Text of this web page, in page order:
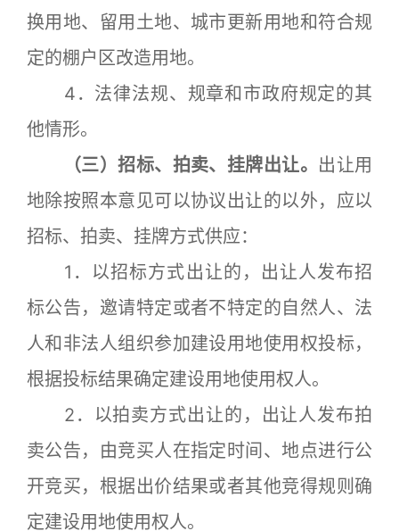
换用地、留用土地、城市更新用地和符合规
定的棚户区改造用地。
4．法律法规、规章和市政府规定的其
他情形。
（三）招标、拍卖、挂牌出让。 出让用
地除按照本意见可以协议出让的以外，应以
招标、拍卖、挂牌方式供应：
1．以招标方式出让的，出让人发布招
标公告，邀请特定或者不特定的自然人、法
人和非法人组织参加建设用地使用权投标，
根据投标结果确定建设用地使用权人。
2．以拍卖方式出让的，出让人发布拍
卖公告，由竞买人在指定时间、地点进行公
开竞买，根据出价结果或者其他竞得规则确
定建设用地使用权人。